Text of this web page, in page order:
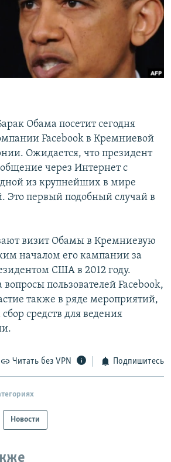
РАССЫЛКУ
Обама посетит сегодня
Facebook в Кремниевой
Ожидается, что президент
через Интернет с
из крупнейших в мире
Это первый подобный случай в
визит Обамы в Кремниевую
началом его кампании за
США в 2012 году.
пользователей Facebook,
также в ряде мероприятий,
средств для ведения
Читать без VPN Подпишитесь
Новости